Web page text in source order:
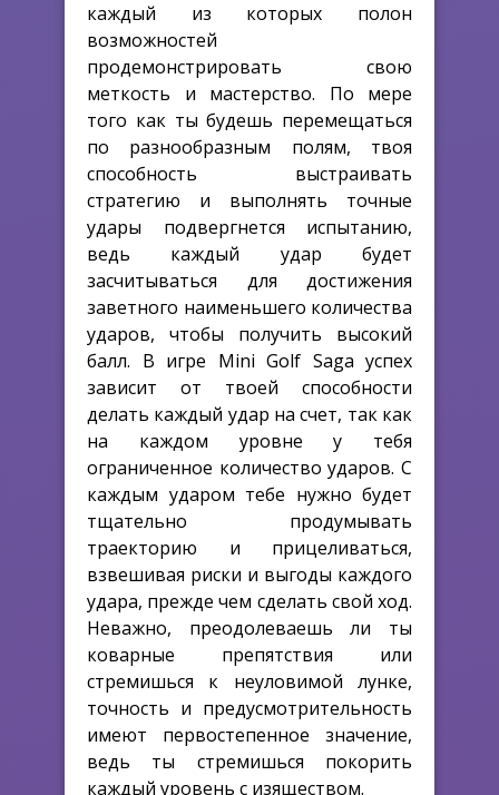
каждый из которых полон
возможностей
продемонстрировать свою
меткость и мастерство. По мере
того как ты будешь перемещаться
по разнообразным полям, твоя
способность выстраивать
стратегию и выполнять точные
удары подвергнется испытанию,
ведь каждый удар будет
засчитываться для достижения
заветного наименьшего количества
ударов, чтобы получить высокий
балл. В игре Mini Golf Saga успех
зависит от твоей способности
делать каждый удар на счет, так как
на каждом уровне у тебя
ограниченное количество ударов. С
каждым ударом тебе нужно будет
тщательно продумывать
траекторию и прицеливаться,
взвешивая риски и выгоды каждого
удара, прежде чем сделать свой ход.
Неважно, преодолеваешь ли ты
коварные препятствия или
стремишься к неуловимой лунке,
точность и предусмотрительность
имеют первостепенное значение,
ведь ты стремишься покорить
каждый уровень с изяществом.